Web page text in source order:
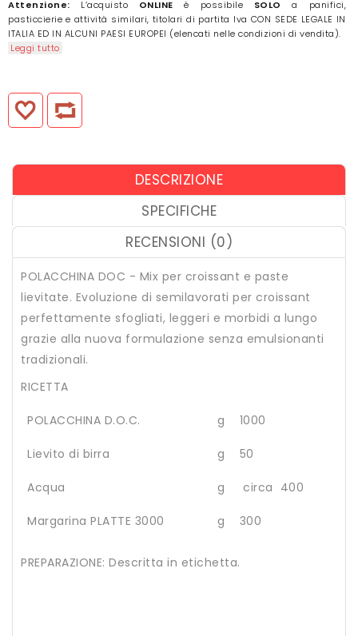
Attenzione: L’acquisto ONLINE è possibile SOLOa panifici,
pasticcierie e attività similari, titolari di partita Iva CON SEDE LEGALE IN
ITALIA ED IN ALCUNI PAESI EUROPEI (elencati nelle condizioni di vendita).
Leggi tutto
DESCRIZIONE
SPECIFICHE
RECENSIONI (0)
POLACCHINA DOC - Mix per croissant e paste
lievitate. Evoluzione di semilavorati per croissant
perfettamente sfogliati, leggeri e morbidi a lungo
grazie alla nuova formulazione senza emulsionanti
tradizionali.
RICETTA
POLACCHINA D.O.C. g 1000
Lievito di birra g 50
Acqua g circa 400
Margarina PLATTE 3000 g 300
PREPARAZIONE: Descritta in etichetta.